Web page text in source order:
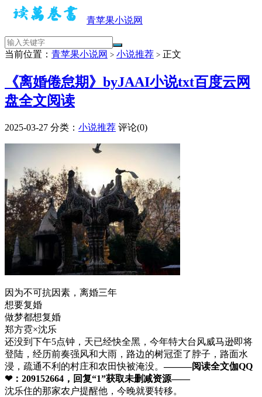
青苹果小说网
当前位置： 青苹果小说网 > 小说推荐 > 正文
《离婚倦怠期》byJAAI小说txt百度云网
盘全文阅读
2025-03-27 分类： 小说推荐 评论(0)
因为不可抗因素，离婚三年
想要复婚
做梦都想复婚
郑方霓×沈乐
还没到下午5点钟，天已经快全黑，今年特大台风威马逊即将
登陆，经历前奏强风和大雨，路边的树冠歪了脖子，路面水
浸，疏通不利的村庄和农田快被淹没。———阅读全文伽QQ
❤：209152664，回复“1”获取未删减资源—​​​​—
沈乐住的那家农户提醒他，今晚就要转移。